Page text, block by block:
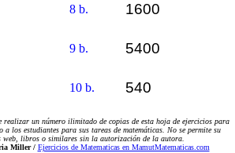
8 b. 1600
9 b. 5400
10 b. 540
realizar un número ilimitado de copias de esta hoja de ejercicios para
los estudiantes para sus tareas de matemáticas. No se permite su
libros o similares sin la autorización de la autora.
Miller / Ejercicios de Matematicas en MamutMatematicas.com